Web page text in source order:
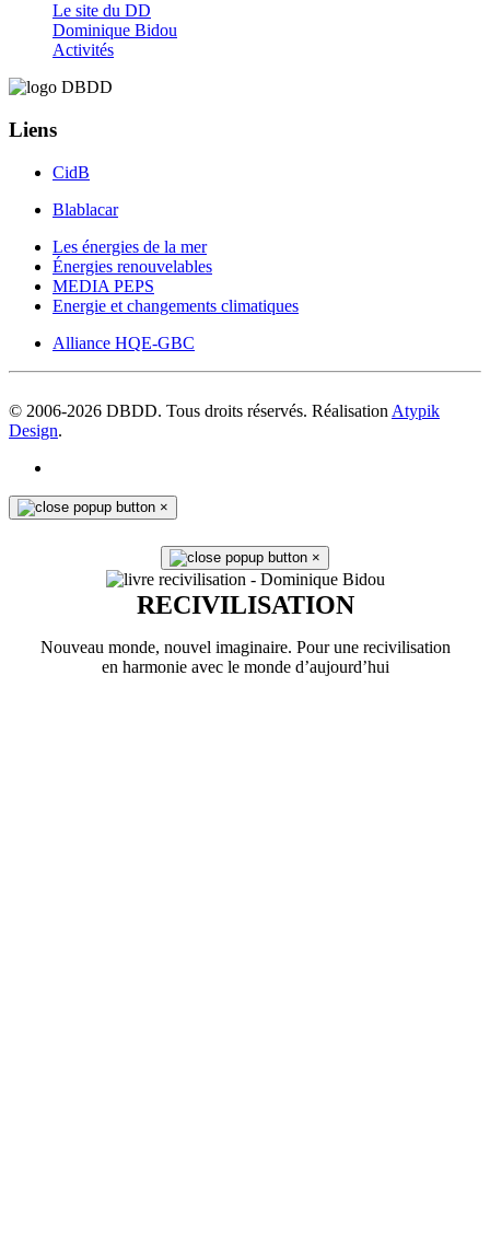
Le site du DD
Dominique Bidou
Activités
Liens
CidB
Blablacar
Les énergies de la mer
Énergies renouvelables
MEDIA PEPS
Energie et changements climatiques
Alliance HQE-GBC
© 2006-2026 DBDD. Tous droits réservés. Réalisation Atypik
Design.
×
×
RECIVILISATION
Nouveau monde, nouvel imaginaire. Pour une recivilisation
en harmonie avec le monde d’aujourd’hui